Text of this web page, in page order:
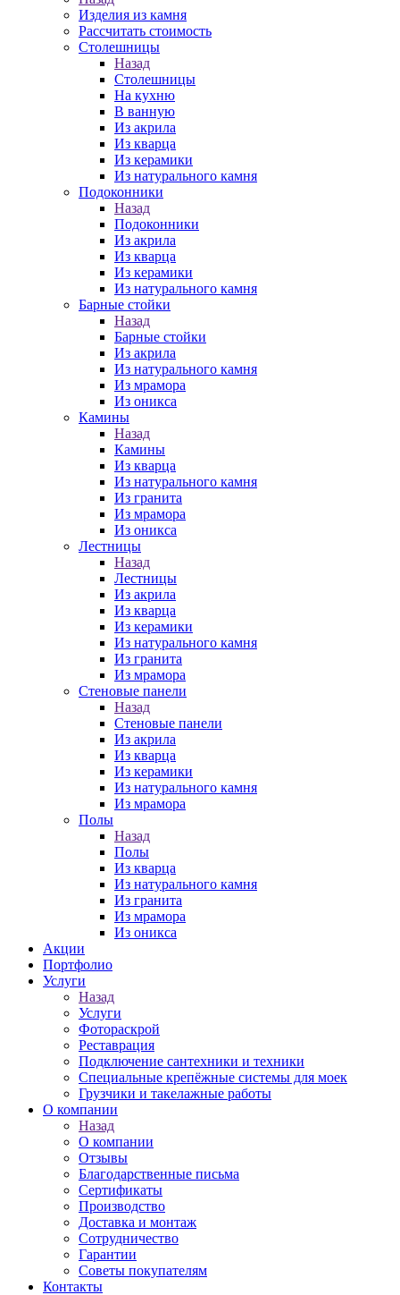
Изделия из камня
Рассчитать стоимость
Столешницы
Назад
Столешницы
На кухню
В ванную
Из акрила
Из кварца
Из керамики
Из натурального камня
Подоконники
Назад
Подоконники
Из акрила
Из кварца
Из керамики
Из натурального камня
Барные стойки
Назад
Барные стойки
Из акрила
Из натурального камня
Из мрамора
Из оникса
Камины
Назад
Камины
Из кварца
Из натурального камня
Из гранита
Из мрамора
Из оникса
Лестницы
Назад
Лестницы
Из акрила
Из кварца
Из керамики
Из натурального камня
Из гранита
Из мрамора
Стеновые панели
Назад
Стеновые панели
Из акрила
Из кварца
Из керамики
Из натурального камня
Из мрамора
Полы
Назад
Полы
Из кварца
Из натурального камня
Из гранита
Из мрамора
Из оникса
Акции
Портфолио
Услуги
Назад
Услуги
Фотораскрой
Реставрация
Подключение сантехники и техники
Специальные крепёжные системы для моек
Грузчики и такелажные работы
О компании
Назад
О компании
Отзывы
Благодарственные письма
Сертификаты
Производство
Доставка и монтаж
Сотрудничество
Гарантии
Советы покупателям
Контакты